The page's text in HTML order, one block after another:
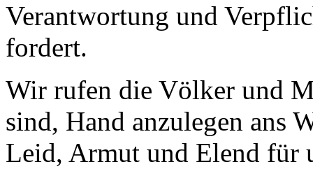
Verantwortung und
fordert.
Wir rufen die Völker und
sind, Hand anzulegen ans
Leid, Armut und Elend für